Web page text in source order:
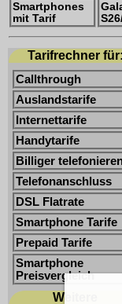
Smartphones
mit Tarif
Tarifrechner für:
Callthrough
Auslandstarife
Internettarife
Handytarife
Billiger
Telefonanschluss
DSL Flatrate
Smartphone Tarife
Prepaid Tarife
Smartphone
Preisvergleich
Weitere